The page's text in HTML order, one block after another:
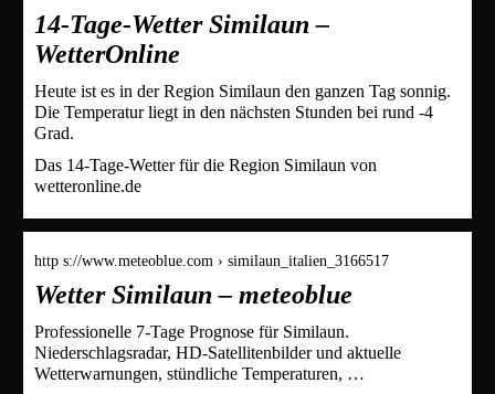
14-Tage-Wetter Similaun –
WetterOnline
Heute ist es in der Region Similaun den ganzen Tag sonnig.
Die Temperatur liegt in den nächsten Stunden bei rund -4
Grad.
Das 14-Tage-Wetter für die Region Similaun von
wetteronline.de
http s://www.meteoblue.com › similaun_italien_3166517
Wetter Similaun – meteoblue
Professionelle 7-Tage Prognose für Similaun.
Niederschlagsradar, HD-Satellitenbilder und aktuelle
Wetterwarnungen, stündliche Temperaturen, …